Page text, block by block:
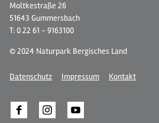
Moltkestraße 26
51643 Gummersbach
T: 0 22 61 - 9163100
© 2024 Naturpark Bergisches Land
Datenschutz Impressum Kontakt